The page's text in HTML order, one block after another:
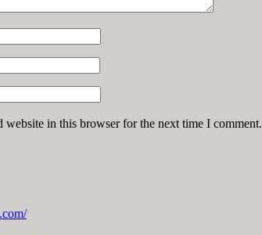
website in this browser for the next time I comment.